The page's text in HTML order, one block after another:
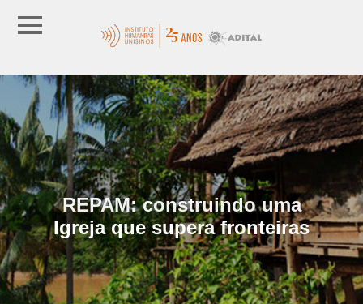
REPAM: construindo uma
Igreja que supera fronteiras